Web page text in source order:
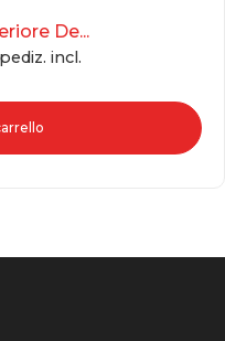
De...
incl.